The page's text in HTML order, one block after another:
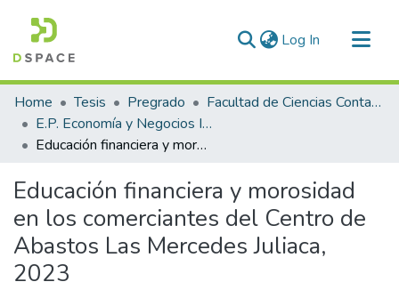
Log In (current)
Communities & Collections
All of DSpace
Statistics
Home Tesis Pregrado
Facultad de Ciencias Contables y Financieras
E.P. Economía y Negocios Internacionales
Educación financiera y morosidad en los comerciantes del Centro de Abastos Las Mercedes Juliaca, 2023
Educación financiera y morosidad
en los comerciantes del Centro de
Abastos Las Mercedes Juliaca,
2023